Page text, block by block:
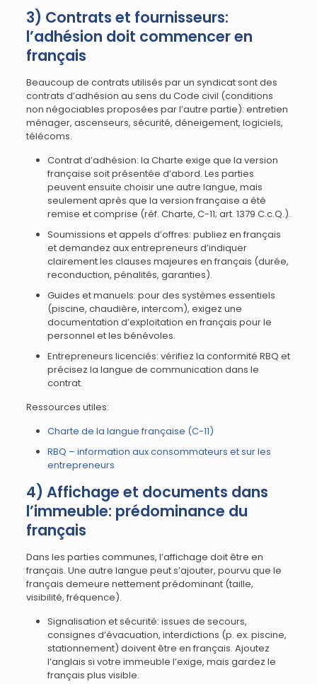
3) Contrats et fournisseurs:
l’adhésion doit commencer en
français
Beaucoup de contrats utilisés par un syndicat sont des
contrats d’adhésion au sens du Code civil (conditions
non négociables proposées par l’autre partie): entretien
ménager, ascenseurs, sécurité, déneigement, logiciels,
télécoms.
Contrat d’adhésion: la Charte exige que la version
française soit présentée d’abord. Les parties
peuvent ensuite choisir une autre langue, mais
seulement après que la version française a été
remise et comprise (réf. Charte, C-11; art. 1379 C.c.Q.).
Soumissions et appels d’offres: publiez en français
et demandez aux entrepreneurs d’indiquer
clairement les clauses majeures en français (durée,
reconduction, pénalités, garanties).
Guides et manuels: pour des systèmes essentiels
(piscine, chaudière, intercom), exigez une
documentation d’exploitation en français pour le
personnel et les bénévoles.
Entrepreneurs licenciés: vérifiez la conformité RBQ et
précisez la langue de communication dans le
contrat.
Ressources utiles:
Charte de la langue française (C-11)
RBQ – information aux consommateurs et sur les
entrepreneurs
4) Affichage et documents dans
l’immeuble: prédominance du
français
Dans les parties communes, l’affichage doit être en
français. Une autre langue peut s’ajouter, pourvu que le
français demeure nettement prédominant (taille,
visibilité, fréquence).
Signalisation et sécurité: issues de secours,
consignes d’évacuation, interdictions (p. ex. piscine,
stationnement) doivent être en français. Ajoutez
l’anglais si votre immeuble l’exige, mais gardez le
français plus visible.